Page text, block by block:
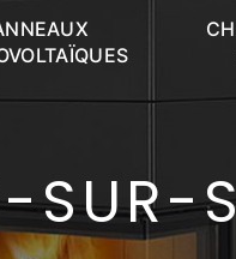
SUR-